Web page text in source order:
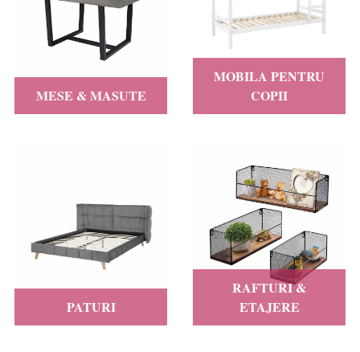
MESE & MASUTE
MOBILA PENTRU
COPII
PATURI
RAFTURI &
ETAJERE